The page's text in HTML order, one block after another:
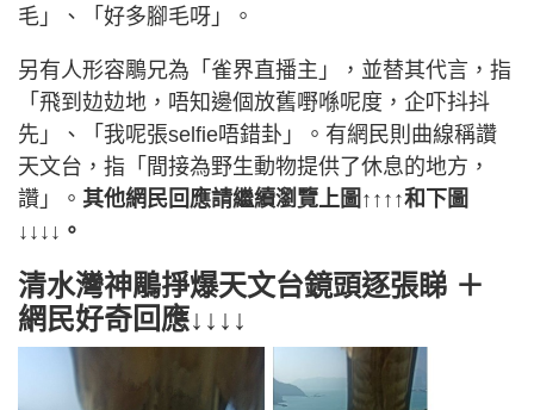
毛」、「好多腳毛呀」。
另有人形容鵰兄為「雀界直播主」，並替其代言，指
「飛到攰攰地，唔知邊個放舊嘢喺呢度，企吓抖抖
先」、「我呢張selfie唔錯卦」。有網民則曲線稱讚
天文台，指「間接為野生動物提供了休息的地方，
讚」。 其他網民回應請繼續瀏覽上圖↑↑↑↑和下圖
↓↓↓↓ 。
清水灣神鵰掙爆天文台鏡頭逐張睇 ＋
網民好奇回應↓↓↓↓